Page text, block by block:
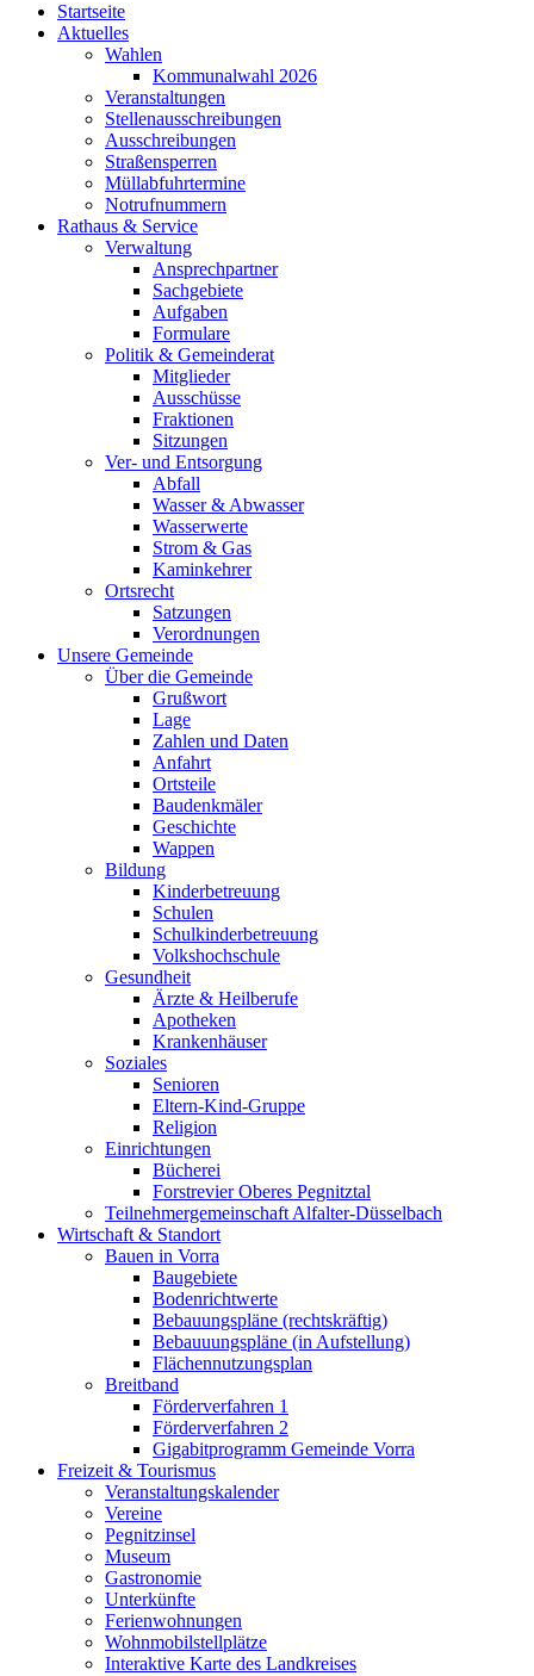
Startseite
Aktuelles
Wahlen
Kommunalwahl 2026
Veranstaltungen
Stellenausschreibungen
Ausschreibungen
Straßensperren
Müllabfuhrtermine
Notrufnummern
Rathaus & Service
Verwaltung
Ansprechpartner
Sachgebiete
Aufgaben
Formulare
Politik & Gemeinderat
Mitglieder
Ausschüsse
Fraktionen
Sitzungen
Ver- und Entsorgung
Abfall
Wasser & Abwasser
Wasserwerte
Strom & Gas
Kaminkehrer
Ortsrecht
Satzungen
Verordnungen
Unsere Gemeinde
Über die Gemeinde
Grußwort
Lage
Zahlen und Daten
Anfahrt
Ortsteile
Baudenkmäler
Geschichte
Wappen
Bildung
Kinderbetreuung
Schulen
Schulkinderbetreuung
Volkshochschule
Gesundheit
Ärzte & Heilberufe
Apotheken
Krankenhäuser
Soziales
Senioren
Eltern-Kind-Gruppe
Religion
Einrichtungen
Bücherei
Forstrevier Oberes Pegnitztal
Teilnehmergemeinschaft Alfalter-Düsselbach
Wirtschaft & Standort
Bauen in Vorra
Baugebiete
Bodenrichtwerte
Bebauungspläne (rechtskräftig)
Bebauuungspläne (in Aufstellung)
Flächennutzungsplan
Breitband
Förderverfahren 1
Förderverfahren 2
Gigabitprogramm Gemeinde Vorra
Freizeit & Tourismus
Veranstaltungskalender
Vereine
Pegnitzinsel
Museum
Gastronomie
Unterkünfte
Ferienwohnungen
Wohnmobilstellplätze
Interaktive Karte des Landkreises